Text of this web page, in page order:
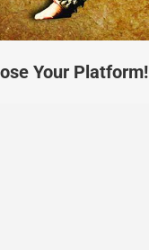
Your Platform!